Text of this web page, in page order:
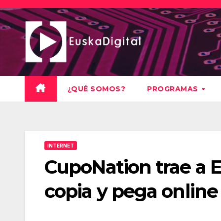
Saltar
al
contenido
¿QUÉ SOMOS? PROGRAMAS
INTERNET
CupoNation trae a
copia y pega online